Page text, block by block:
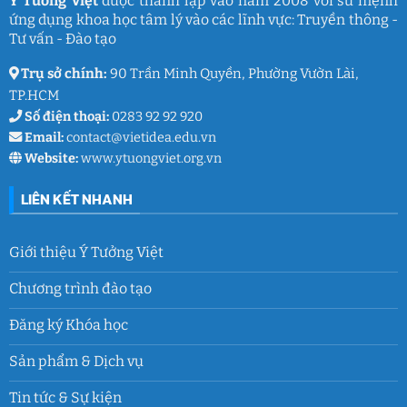
thanh
xuân
lớp
9
ứng dụng khoa học tâm lý vào các lĩnh vực: Truyền thông -
Tư vấn - Đào tạo
Trụ sở chính: 90 Trần Minh Quyền, Phường Vườn Lài,
TP.HCM
Số điện thoại:0283 92 92 920
Email:contact@vietidea.edu.vn
Website:www.ytuongviet.org.vn
LIÊN KẾT NHANH
Giới thiệu Ý Tưởng Việt
Chương trình đào tạo
Đăng ký Khóa học
Sản phẩm & Dịch vụ
Tin tức & Sự kiện